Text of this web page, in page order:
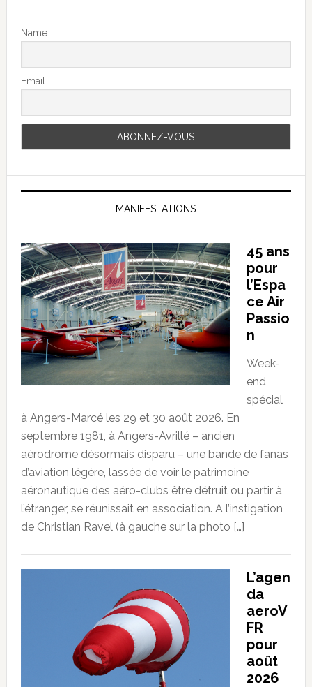
Name
Email
MANIFESTATIONS
45 ans
pour
l’Espa
ce Air
Passio
n
Week-
end
spécial
à Angers-Marcé les 29 et 30 août 2026. En
septembre 1981, à Angers-Avrillé – ancien
aérodrome désormais disparu – une bande de fanas
d’aviation légère, lassée de voir le patrimoine
aéronautique des aéro-clubs être détruit ou partir à
l’étranger, se réunissait en association. A l’instigation
de Christian Ravel (à gauche sur la photo […]
L’agen
da
aeroV
FR
pour
août
2026